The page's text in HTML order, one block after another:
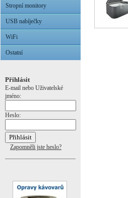
Stropní monitory
USB nabíječky
WiFi
Ostatní
Přihlásit
E-mail nebo Uživatelské
jméno:
Heslo:
Zapomněli jste heslo?